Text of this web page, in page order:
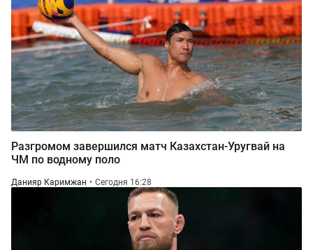
Разгромом завершился матч Казахстан-Уругвай на
ЧМ по водному поло
Данияр Каримжан Сегодня 16:28